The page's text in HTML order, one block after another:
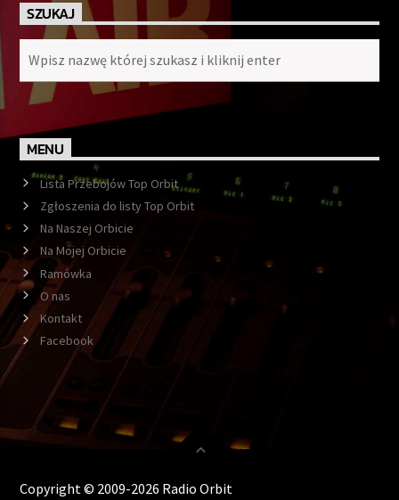
SZUKAJ
MENU
Lista Przebojów Top Orbit
Zgłoszenia do listy Top Orbit
Na Naszej Orbicie
Na Mojej Orbicie
Ramówka
O nas
Kontakt
Facebook
Copyright © 2009-2026 Radio Orbit